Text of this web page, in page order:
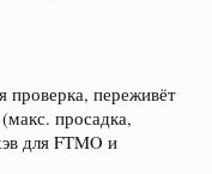
проверка, переживёт
просадка,
для FTMO и